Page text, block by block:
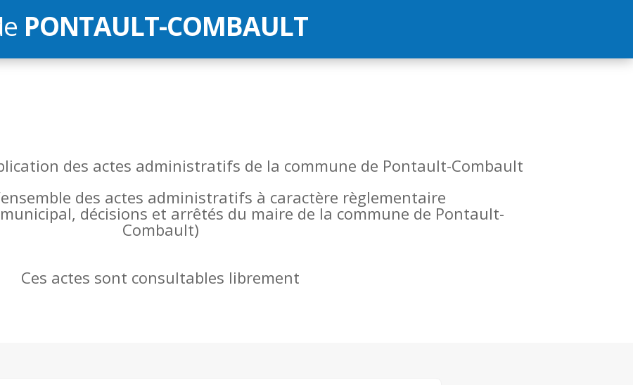
PONTAULT-COMBAULT
des actes administratifs de la commune de Pontault-Combault
des actes administratifs à caractère règlementaire
décisions et arrêtés du maire de la commune de Pontault-
Combault)
Ces actes sont consultables librement